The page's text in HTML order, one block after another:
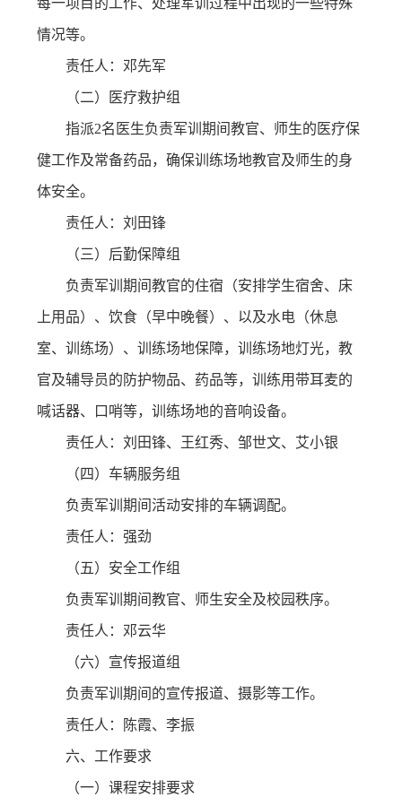
情况等。
责任人：邓先军
（二）医疗救护组
指派2名医生负责军训期间教官、师生的医疗保
健工作及常备药品，确保训练场地教官及师生的身
体安全。
责任人：刘田锋
（三）后勤保障组
负责军训期间教官的住宿（安排学生宿舍、床
上用品）、饮食（早中晚餐）、以及水电（休息
室、训练场）、训练场地保障，训练场地灯光，教
官及辅导员的防护物品、药品等，训练用带耳麦的
喊话器、口哨等，训练场地的音响设备。
责任人：刘田锋、王红秀、邹世文、艾小银
（四）车辆服务组
负责军训期间活动安排的车辆调配。
责任人：强劲
（五）安全工作组
负责军训期间教官、师生安全及校园秩序。
责任人：邓云华
（六）宣传报道组
负责军训期间的宣传报道、摄影等工作。
责任人：陈霞、李振
六、工作要求
（一）课程安排要求